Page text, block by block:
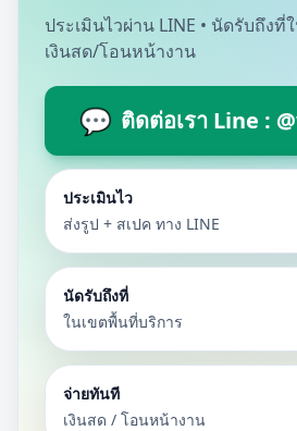
ประเมินไวผ่าน LINE • นัดรับถึงที่
เงินสด/โอนหน้างาน
💬 ติดต่อเรา Line :
ประเมินไว
ส่งรูป + สเปค ทาง LINE
นัดรับถึงที่
ในเขตพื้นที่บริการ
จ่ายทันที
เงินสด / โอนหน้างาน